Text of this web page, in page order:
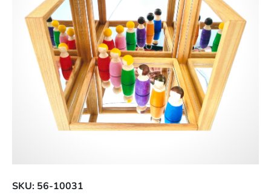
SKU: 56-10031